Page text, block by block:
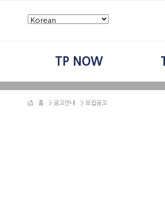
TP NOW
> 모집공고
> 공고안내
홈